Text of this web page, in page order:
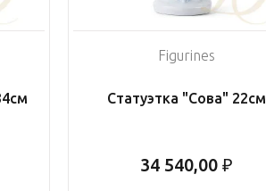
Figurines
Статуэтка "Сова" 22см
34 540,00 ₽